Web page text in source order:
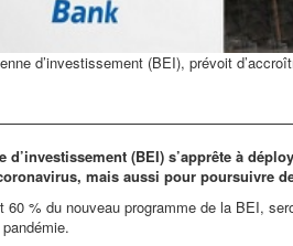
d’investissement (BEI), prévoit
d’investissement (BEI) s’apprête à
mais aussi pour poursuivre
60 % du nouveau programme de la BEI,